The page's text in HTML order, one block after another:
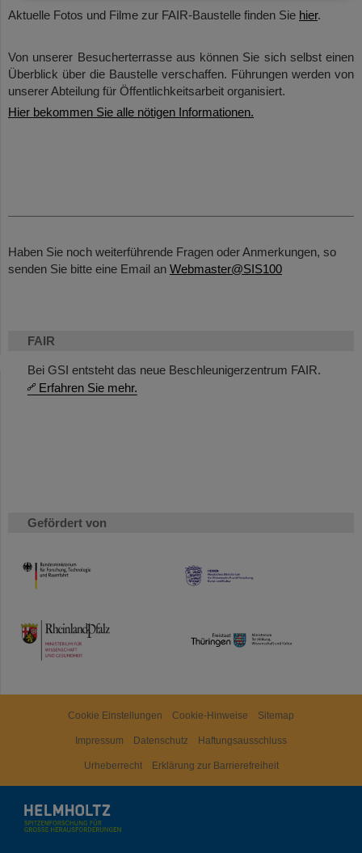
FAIR
Bei GSI entsteht das neue Beschleunigerzentrum FAIR.
Erfahren Sie mehr.
Gefördert von
HMWK
TMWWDG
Aktuelle Fotos und Filme zur FAIR-Baustelle finden Sie hier.
Von unserer Besucherterrasse aus können Sie sich selbst einen
Überblick über die Baustelle verschaffen. Führungen werden von
unserer Abteilung für Öffentlichkeitsarbeit organisiert.
Hier bekommen Sie alle nötigen Informationen.
Haben Sie noch weiterführende Fragen oder Anmerkungen, so
senden Sie bitte eine Email an Webmaster@SIS100
Cookie Einstellungen Cookie-Hinweise Sitemap
Impressum Datenschutz Haftungsausschluss
Urheberrecht Erklärung zur Barrierefreiheit